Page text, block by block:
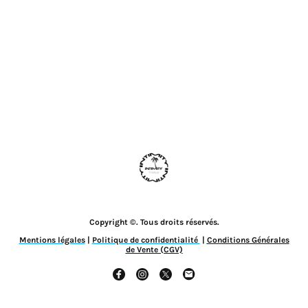
Copyright ©. Tous droits réservés.
Mentions légales| Politique de confidentialité | Conditions Générales
de Vente (CGV)